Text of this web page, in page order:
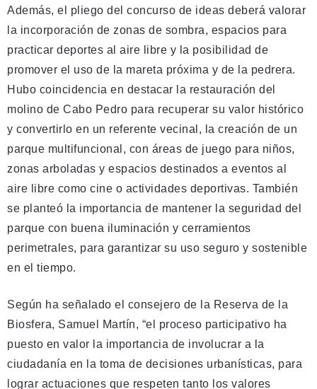
Además, el pliego del concurso de ideas deberá valorar
la incorporación de zonas de sombra, espacios para
practicar deportes al aire libre y la posibilidad de
promover el uso de la mareta próxima y de la pedrera.
Hubo coincidencia en destacar la restauración del
molino de Cabo Pedro para recuperar su valor histórico
y convertirlo en un referente vecinal, la creación de un
parque multifuncional, con áreas de juego para niños,
zonas arboladas y espacios destinados a eventos al
aire libre como cine o actividades deportivas. También
se planteó la importancia de mantener la seguridad del
parque con buena iluminación y cerramientos
perimetrales, para garantizar su uso seguro y sostenible
en el tiempo.
Según ha señalado el consejero de la Reserva de la
Biosfera, Samuel Martín, “el proceso participativo ha
puesto en valor la importancia de involucrar a la
ciudadanía en la toma de decisiones urbanísticas, para
lograr actuaciones que respeten tanto los valores